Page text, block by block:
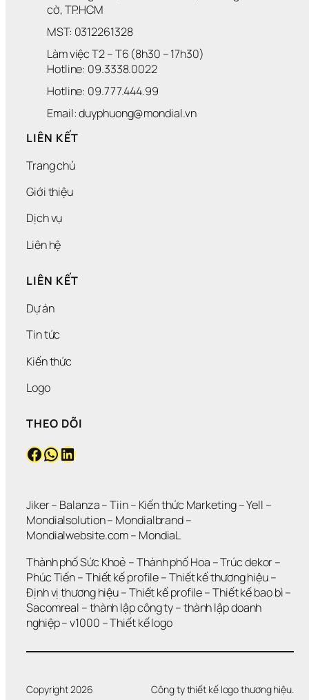
cờ, TP.HCM
MST: 0312261328
Làm việc T2 – T6 (8h30 – 17h30)
Hotline: 09.3338.0022
Hotline: 09.777.444.99
Email: duyphuong@mondial.vn
LIÊN KẾT
Trang chủ
Giới thiệu
Dịch vụ
Liên hệ
LIÊN KẾT
Dự án
Tin tức
Kiến thức
Logo
THEO DÕI
Facebook WhatsApp LinkedIn
Jiker – Balanza – Tiin – Kiến thức Marketing – Yell
Mondialsolution – Mondialbrand
Mondialwebsite.com – MondiaL
Thành phố Sức Khoẻ – Thành phố Hoa – Trúc dekor
Phúc Tiến – Thiết kế profile – Thiết kế thương hiệu
Định vị thương hiệu – Thiết kế profile – Thiết kế bao bì
Sacomreal – thành lập công ty – thành lập doanh
nghiệp – v1000 – Thiết kế logo
Copyright 2026 Công ty thiết kế logo thương hiệu.